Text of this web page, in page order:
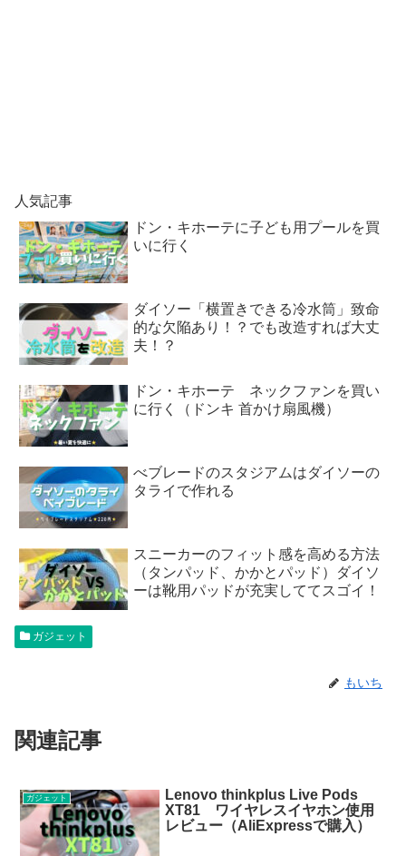
人気記事
ドン・キホーテに子ども用プールを買
いに行く
ダイソー「横置きできる冷水筒」致命
的な欠陥あり！？でも改造すれば大丈
夫！？
ドン・キホーテ ネックファンを買い
に行く（ドンキ 首かけ扇風機）
べブレードのスタジアムはダイソーの
タライで作れる
スニーカーのフィット感を高める方法
（タンパッド、かかとパッド）ダイソ
ーは靴用パッドが充実しててスゴイ！
ガジェット
もいち
関連記事
ガジェット
Lenovo thinkplus Live Pods
XT81 ワイヤレスイヤホン使用
レビュー（AliExpressで購入）